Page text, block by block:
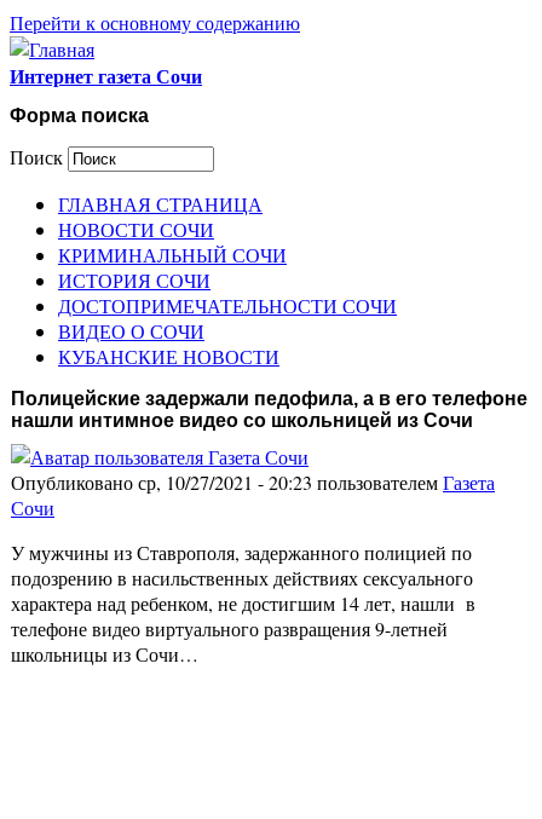
Перейти к основному содержанию
Интернет газета Сочи
Форма поиска
Поиск
ГЛАВНАЯ СТРАНИЦА
НОВОСТИ СОЧИ
КРИМИНАЛЬНЫЙ СОЧИ
ИСТОРИЯ СОЧИ
ДОСТОПРИМЕЧАТЕЛЬНОСТИ СОЧИ
ВИДЕО О СОЧИ
КУБАНСКИЕ НОВОСТИ
Полицейские задержали педофила, а в его телефоне
нашли интимное видео со школьницей из Сочи
Опубликовано ср, 10/27/2021 - 20:23 пользователемГазета
Сочи
У мужчины из Ставрополя, задержанного полицией по
подозрению в насильственных действиях сексуального
характера над ребенком, не достигшим 14 лет, нашли в
телефоне видео виртуального развращения 9-летней
школьницы из Сочи…